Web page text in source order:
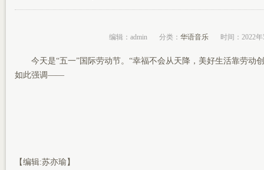
编辑：admin 分类： 华语音乐 时间：2022
今天是“五一”国际劳动节。“幸福不会从天降，美好生活靠劳动
如此强调——
【编辑:苏亦瑜】